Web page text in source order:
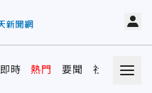
即時 熱門 要聞 社會 娛樂